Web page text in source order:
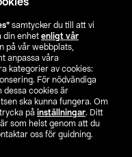
samtycker du till att vi
din enhet enligt vår
på vår webbplats,
anpassa våra
kategorier av cookies:
För nödvändiga
dessa cookies är
ska kunna fungera. Om
på inställningar. Ditt
som helst genom att du
oss för guidning.